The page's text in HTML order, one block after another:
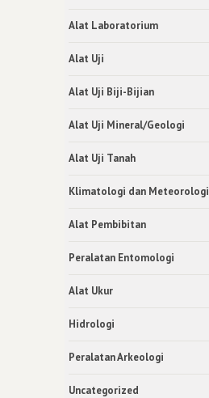
Alat Laboratorium
Alat Uji
Alat Uji Biji-Bijian
Alat Uji Mineral/Geologi
Alat Uji Tanah
Klimatologi dan Meteorologi
Alat Pembibitan
Peralatan Entomologi
Alat Ukur
Hidrologi
Peralatan Arkeologi
Uncategorized